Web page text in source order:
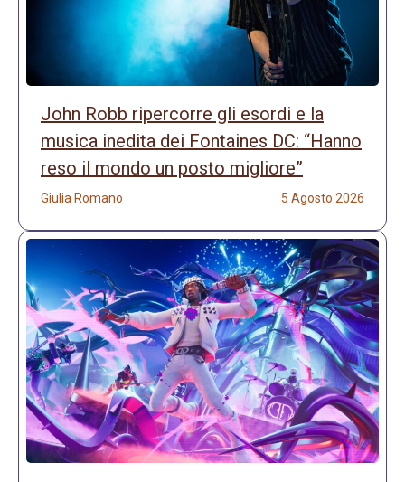
John Robb ripercorre gli esordi e la
musica inedita dei Fontaines DC: “Hanno
reso il mondo un posto migliore”
Giulia Romano 5 Agosto 2026